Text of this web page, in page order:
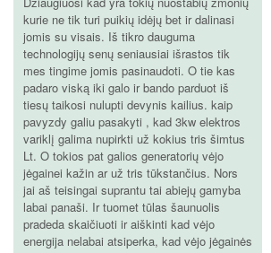
kurie ne tik turi puikių idėjų bet ir dalinasi
jomis su visais. Iš tikro dauguma
technologijų senų seniausiai išrastos tik
mes tingime jomis pasinaudoti. O tie kas
padaro viską iki galo ir bando parduot iš
tiesų taikosi nulupti devynis kailius. kaip
pavyzdy galiu pasakyti , kad 3kw elektros
variklį galima nupirkti už kokius tris šimtus
Lt. O tokios pat galios generatorių vėjo
jėgainei kažin ar už tris tūkstančius. Nors
jai aš teisingai suprantu tai abiejų gamyba
labai panaši. Ir tuomet tūlas šaunuolis
pradeda skaičiuoti ir aiškinti kad vėjo
energija nelabai atsiperka, kad vėjo jėgainės